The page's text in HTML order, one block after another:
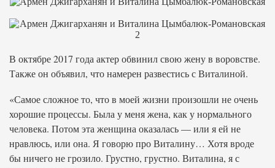
В октябре 2017 года актер обвинил свою жену в воровстве.
Также он объявил, что намерен развестись с Виталиной.
«Самое сложное то, что в моей жизни произошли не очень
хорошие процессы. Была у меня жена, как у нормального
человека. Потом эта женщина оказалась — или я ей не
нравлюсь, или она. Я говорю про Виталину… Хотя вроде
бы ничего не грозило. Грустно, грустно. Виталина, я с